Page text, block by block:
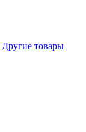
Другие товары